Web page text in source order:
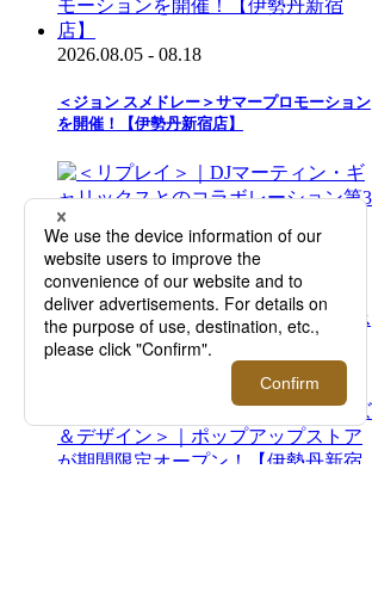
2026.08.05 - 08.18
＜ジョン スメドレー＞サマープロモーション
を開催！【伊勢丹新宿店】
2026.08.05 - 08.18
＜リプレイ＞｜DJマーティン・ギャリックス
とのコラボレーション第3弾が発売。店舗限
定アイテムも登場【伊勢丹新宿店】